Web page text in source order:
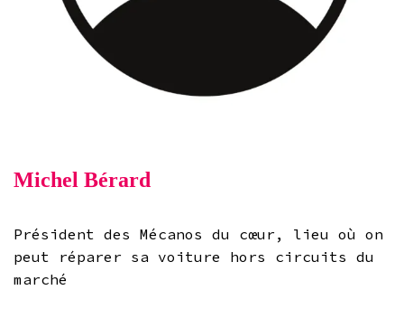
Michel Bérard
Président des Mécanos du cœur, lieu où on
peut réparer sa voiture hors circuits du
marché